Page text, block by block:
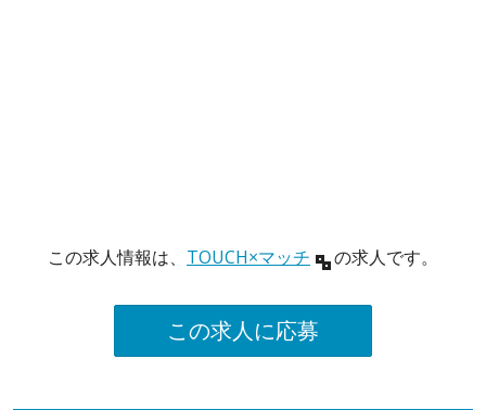
この求人情報は、 TOUCH×マッチ の求人です。
この求人に応募